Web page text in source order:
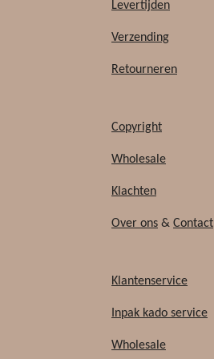
b
o
o
Levertijden
Verzending
Retourneren
Copyright
Wholesale
Klachten
Over ons & Contact
Klantenservice
Inpak kado service
Wholesale